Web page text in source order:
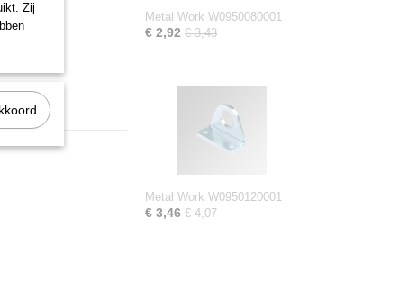
Metal Work W0950080001
€ 2,92 € 3,43
Metal Work W0950120001
€ 3,46 € 4,07
Zij